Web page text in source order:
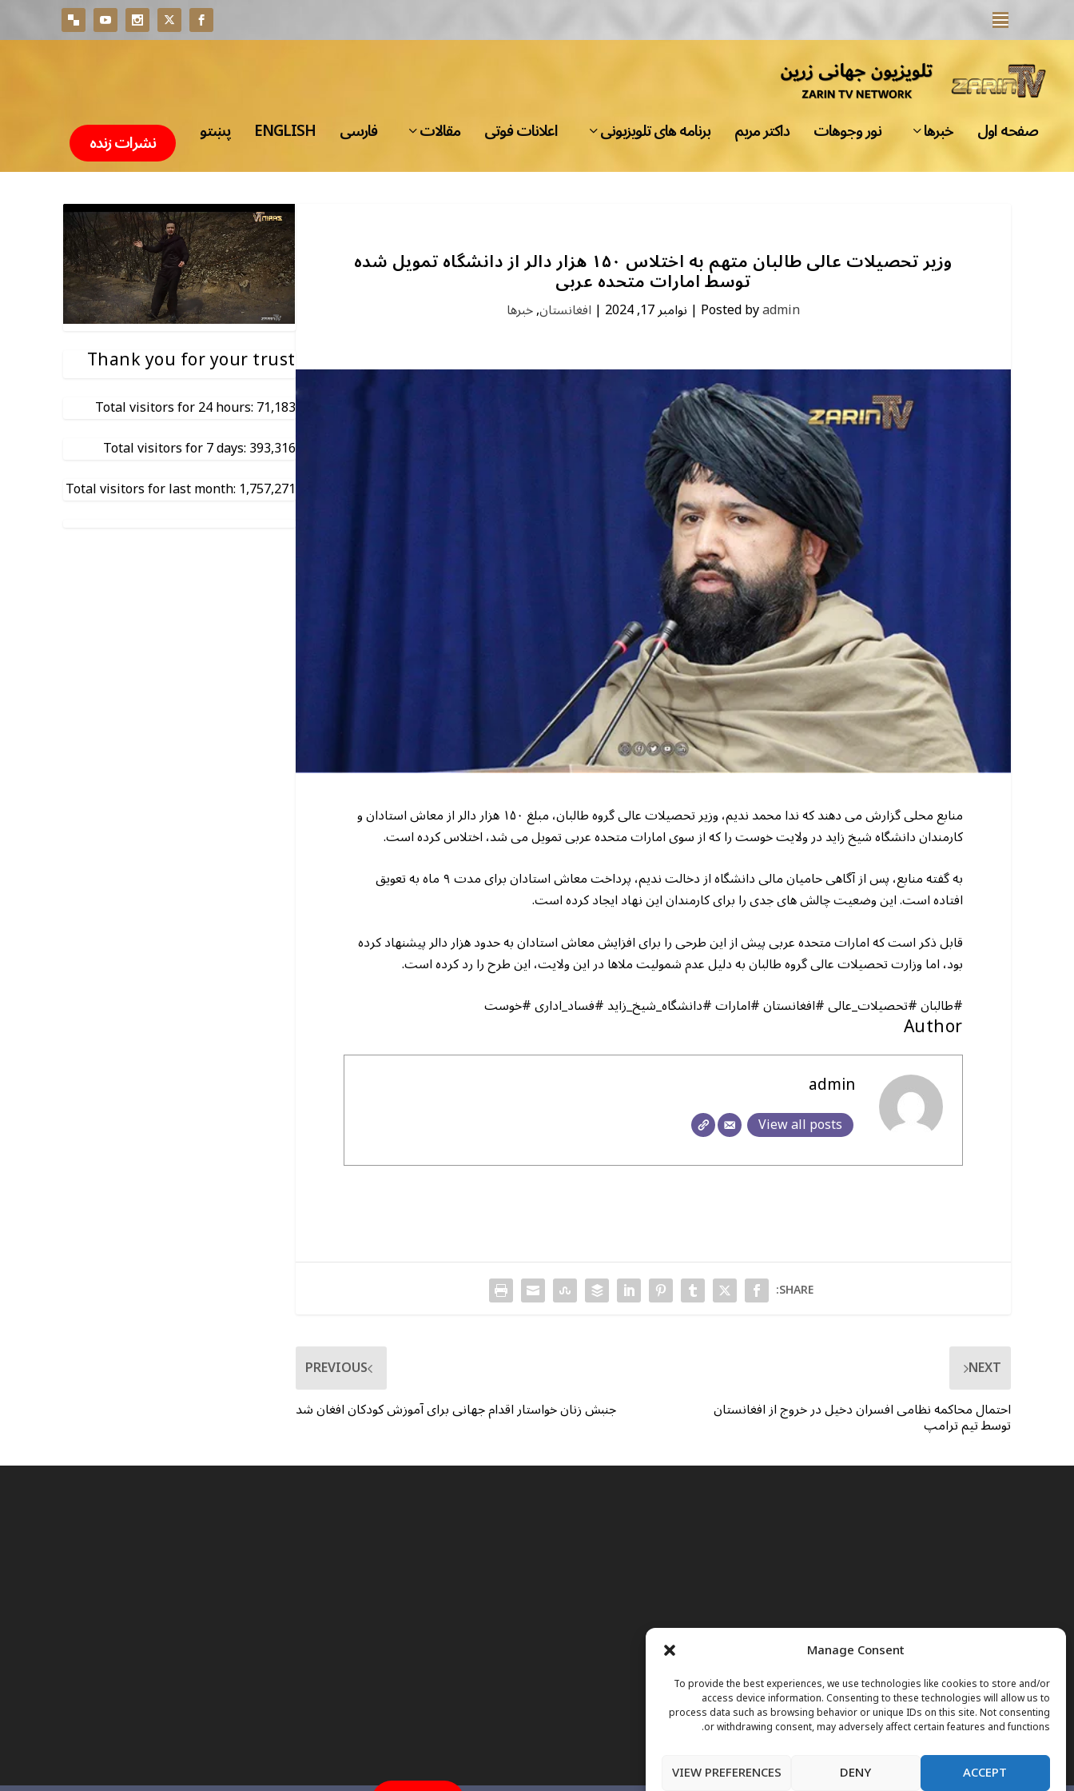
Manage Consent
To provide the best experiences, we use technologies like cookies to store and/or
access device information. Consenting to these technologies will allow us to
process data such as browsing behavior or unique IDs on this site. Not consenting
or withdrawing consent, may adversely affect certain features and functions.
ACCEPT
DENY
VIEW PREFERENCES
صفحه اول خبرها نور وجوهات داکتر مریم برنامه های تلویزیونی اعلانات فوتی مقالات فارسی ENGLISH پښتو نشرات زنده
وزیر تحصیلات عالی طالبان متهم به اختلاس ۱۵۰ هزار دالر از دانشگاه تمویل شده
توسط امارات متحده عربی
Posted byadmin
| نوامبر 17, 2024 | افغانستان,خبرها
منابع محلی گزارش می دهند که ندا محمد ندیم، وزیر تحصیلات عالی گروه طالبان، مبلغ ۱۵۰ هزار دالر از معاش استادان و
کارمندان دانشگاه شیخ زاید در ولایت خوست را که از سوی امارات متحده عربی تمویل می شد، اختلاس کرده است.
به گفته منابع، پس از آگاهی حامیان مالی دانشگاه از دخالت ندیم، پرداخت معاش استادان برای مدت ۹ ماه به تعویق
افتاده است. این وضعیت چالش های جدی را برای کارمندان این نهاد ایجاد کرده است.
قابل ذکر است که امارات متحده عربی پیش از این طرحی را برای افزایش معاش استادان به حدود هزار دالر پیشنهاد کرده
بود، اما وزارت تحصیلات عالی گروه طالبان به دلیل عدم شمولیت ملاها در این ولایت، این طرح را رد کرده است.
#طالبان #تحصیلات_عالی #افغانستان #امارات #دانشگاه_شیخ_زاید #فساد_اداری #خوست
Author
admin
View all posts
SHARE:
PREVIOUS
جنبش زنان خواستار اقدام جهانی برای آموزش کودکان افغان شد
NEXT
احتمال محاکمه نظامی افسران دخیل در خروج از افغانستان
توسط تیم ترامپ
Thank you for your trust
Total visitors for 24 hours: 71,183
Total visitors for 7 days: 393,316
Total visitors for last month: 1,757,271